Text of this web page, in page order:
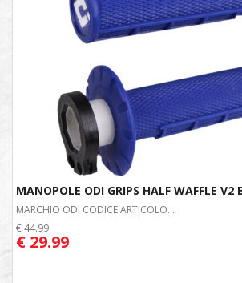
MANOPOLE ODI GRIPS HALF WAFFLE V2
MARCHIO ODI CODICE ARTICOLO...
€ 44.99
€ 29.99